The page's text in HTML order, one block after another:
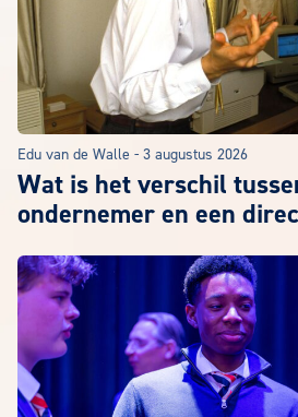
Edu van de Walle - 3 augustus 2026
Wat is het verschil
ondernemer en een